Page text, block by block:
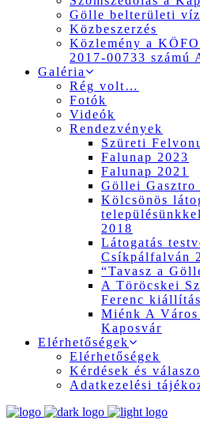
Gölle belterületi
Közbeszerzés
Közlemény a
2017-00733 számú
Galéria
Rég volt…
Fotók
Videók
Rendezvények
Szüreti
Falunap 2023
Falunap 2021
Göllei Gasztro
Kölcsönös
2018
Látogatás
Csíkpálfalván
“Tavasz a
A Töröcskei
Ferenc
Miénk A
Kaposvár
Elérhetőségek
Elérhetőségek
Kérdések és
Adatkezelési